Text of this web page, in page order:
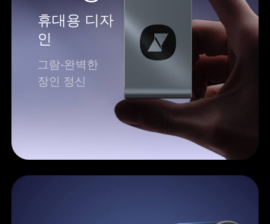
휴대용 디자
인
그람-완벽한
장인 정신